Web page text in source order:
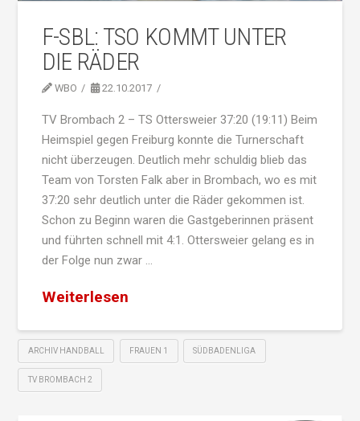
F-SBL: TSO KOMMT UNTER
DIE RÄDER
WBO 22.10.2017
TV Brombach 2 – TS Ottersweier 37:20 (19:11) Beim
Heimspiel gegen Freiburg konnte die Turnerschaft
nicht überzeugen. Deutlich mehr schuldig blieb das
Team von Torsten Falk aber in Brombach, wo es mit
37:20 sehr deutlich unter die Räder gekommen ist.
Schon zu Beginn waren die Gastgeberinnen präsent
und führten schnell mit 4:1. Ottersweier gelang es in
der Folge nun zwar …
Weiterlesen
ARCHIV HANDBALL FRAUEN 1 SÜDBADENLIGA
TV BROMBACH 2